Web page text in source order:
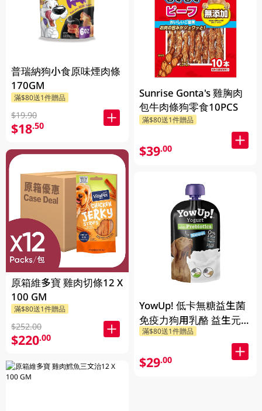
普瑞納狗小食原味煙肉條
170GM
滿$80送1件贈品
$19.90
$18.50
原箱維多寶 雞肉切條12 X
100 GM
滿$80送1件贈品
$252.00
$220.00
Sunrise Gonta's 雞胸肉
包牛肉條狗零食10PCS
滿$80送1件贈品
$39.00
YowUp! 低卡無糖益生菌
免疫力狗用乳酪 益生元
115G
滿$80送1件贈品
$29.00